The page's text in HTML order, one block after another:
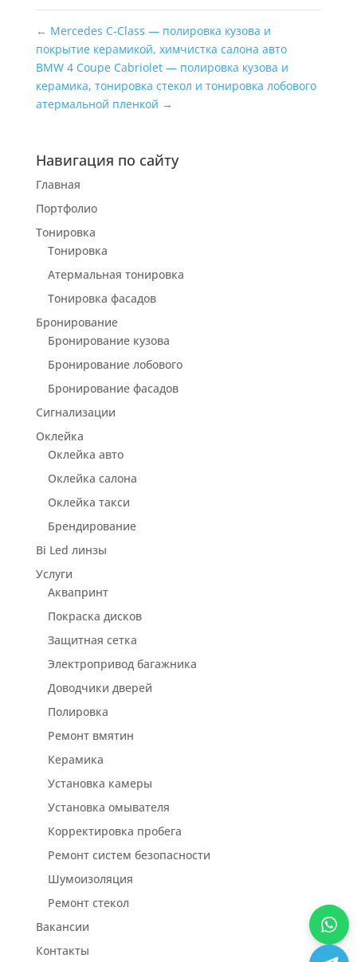
← Mercedes C‑Class — полировка кузова и
покрытие керамикой, химчистка салона авто
BMW 4 Coupe Cabriolet — полировка кузова и
керамика, тонировка стекол и тонировка лобового
атермальной пленкой →
Навигация по сайту
Главная
Портфолио
Тонировка
Тонировка
Атермальная тонировка
Тонировка фасадов
Бронирование
Бронирование кузова
Бронирование лобового
Бронирование фасадов
Сигнализации
Оклейка
Оклейка авто
Оклейка салона
Оклейка такси
Брендирование
Bi Led линзы
Услуги
Аквапринт
Покраска дисков
Защитная сетка
Электропривод багажника
Доводчики дверей
Полировка
Ремонт вмятин
Керамика
Установка камеры
Установка омывателя
Корректировка пробега
Ремонт систем безопасности
Шумоизоляция
Ремонт стекол
Вакансии
Контакты